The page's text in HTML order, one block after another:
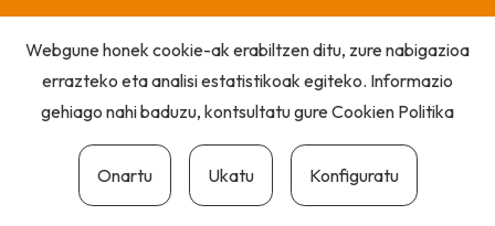
Webgune honek cookie-ak erabiltzen ditu, zure nabigazioa
errazteko eta analisi estatistikoak egiteko. Informazio
gehiago nahi baduzu, kontsultatu gureCookien Politika
Onartu Ukatu Konfiguratu